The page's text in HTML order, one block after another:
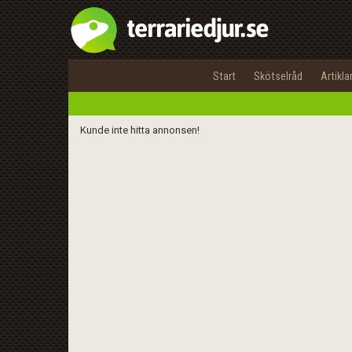
Start Skötselråd Artiklar
Kunde inte hitta annonsen!